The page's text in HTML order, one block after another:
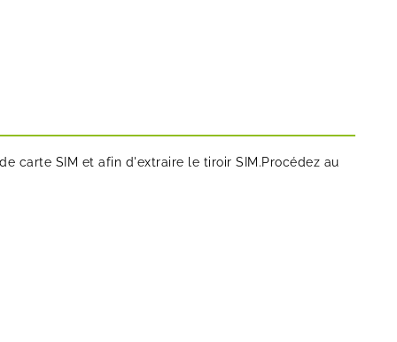
carte SIM et afin d'extraire le tiroir SIM.Procédez au